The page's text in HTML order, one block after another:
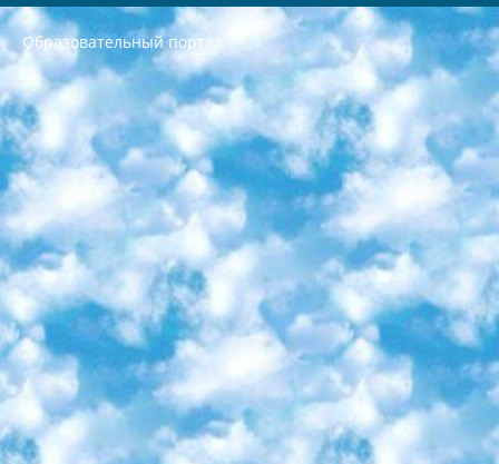
Образовательный портал
РЕСПУБЛИКА УЗБЕКИСТАН МИНИСТРЕРСТВО ДОШКОЛЬНОГО И ШКОЛЬНОГО ОБРАЗОВАНИЯ КОМАНДА в общеобразовательных учреждениях в 2023-2024 учебном году организация и проведение итоговой государственной аттестации обучающихся о Министра дошкольного и школьного образования Республики Узбекистан от 4 марта 2008 года (постановлением Минюста от 20 марта 2008 года № 1778 государственной регистрации) «Итоговое состояние учащихся общего среднего образования на основании положения об утверждении положения об аттестации общего среднего образования выпускной экзамен студентов в образовательных учреждениях в 2023-2024 учебном году В целях организации и прохождения аттестации приказываю: 1. Следующее: перечень предметов, по которым будет проводиться итоговая государственная аттестация и экзамен формы перевода согласно приложению 1; сертификаты международного образца, оценивающие уровень владения иностранными языками перечень согласно приложению 2; 2. Педагогический при специализированных образовательных учреждениях. научно-практический центр квалификации и международной оценки (Д.Давидова) 2024 г. До 25 марта: задания по предметам, по которым будет проводиться итоговая аттестация разработка и утверждение технических условий; итоговая аттестация на основании разработанного предметного задания разработка вопросов по предметам (устно и письменно), экзамен передача; общеобразовательные средние школы и специальные учебные заведения учащиеся выпускных классов школ и интернатов в агентской системе подготовка базы данных экзаменационных материалов и критериев оценки; перевод базы экзаменационных материалов на все языки обучения подать в Республиканский образовательный центр для изготовления; варианты экзаменов на основе разработанных контрольных материалов пусть будут поставлены задачи формирования. 3. Республиканский образовательный центр (Ш.Худайкулов) до 5 апреля 2024 года. до: база данных предоставленных экзаменационных материалов на все языки обучения перевод и экспертиза; для слепых, слабовидящих, глухих, слабослышащих и умственно отсталых детей учащиеся выпускных классов специализированных школ и школ-интернатов база данных экзаменационных материалов на всех преподаваемых языках подготовка критериев оценки; специализированные школы для умственно отсталых детей и технологии для учащихся выпускных классов школ-интернатов разработка соответствующих рекомендаций и критериев проведения ЕГЭ по естествознанию давать задания. 4. Педагогический при специализированных образовательных учреждениях. Научно-практический центр навыков и международной оценки (Д.Давидова), Республика образовательный центр (Худайкулов Ш.) итоговый государственный аттестационный экзамен ориентирован на творческое и логическое мышление при подготовке базы материалов учитывать введение заданий. 5. Следует отметить, что: сертификат государственного образца о знании общеобразовательного предмета и как минимум национальный уровень B1 по предметам на иностранных языках, указанным в Приложении 2. или международно признанный сертификат эквивалентного уровня студенты, изучающие определенный предмет, освобождаются от экзамена; по соответствующим предметам запланирована итоговая государственная аттестация за день до дня, путем жеребьевки Рабочей группой (в письменной форме по предметам, проводимым в форме) из числа сформированных вариантов выбрано 2 варианта; 2 выбранных варианта экзамена анонсированы на официальном сайте министерства и все выпускники по всей стране на основе этих вариантов проводит итоговую государственную аттестацию. 6. Государственное образование учащихся средних общеобразовательных учреждений. знания в соответствии с квалификационными требованиями, которые необходимо приобрести на основании стандартов итоговый (выпускной) контроль для 9 и 11 классов в целях тестирования Экзамены (далее – экзамены) состоят из предметов, перечисленных в приложении 1. будет сделано. 7. Экзамены пройдут с 26 мая по 15 июня 2024 г. (кроме науки физического воспитания). 8. Физическая для учащихся 9 классов общесредних образовательных учреждений. Экзамены по предмету «Образование, квалификация медицина» 1-6 мая 2024 года. сотрудники перевести под присмотр (с отклонениями в физическом или умственном развитии) специализированная школа для детей, школы-интернаты и со сколиозом школы-интернаты санаторного типа для больных детей исключены). 9. Он был слепым, слабовидящим и имел нарушения опорно-двигательного аппарата. экзамены в специализированных школах и интернатах для детей должны проводиться исходя из требований, предъявляемых к общеобразовательным учреждениям (физкультура кроме науки). 10. Специализированная школа для глухих и слабослышащих детей. и экзамены в интернатах и быть реализован в виде письменного теста по математике. 11. Специальность для умственно отсталых детей. Для 9 класса Родной язык и литературное письмо Государственный язык (язык обучения – узбекский). для неклассов) написано Математическое письмо Письменная/устная история Узбекистана Физическое воспитание практично Итоговый контроль Для 11 класса Написание родного языка и литературы (эссе) Математическое письмо Узбекский язык (обучение на узбекском языке) не посещающее общее среднее образование для учреждений)/Образовательное учреждение выбор письменный и устный Иностранный язык письменный/устный Письменная/устная история Узбекистана *По выбору студента:  Химия  Физика  Основы государственного права  География 10 бесплатных образовательных ресурсов - Мы составили подборку онлайн-проектов с интерактивными упражнениями, видеолекциями и статьями. Они помогут вам обрести новые и освежить старые знания бесплатно. 1. «ИНТУИТ» Старейшая образовательная площадка Рунета. Здесь вы найдёте сотни текстовых и видеокурсов на десятки различных тем — от программирования до психологии. Многие курсы подготовлены российскими университетами и крупными международными компаниями вроде Intel и Microsoft. Самостоятельное обучение бесплатное, но желающие могут оплатить услуги персональных наставников. 2. «Смартия» знакомит с актуальными профессиями и подсказывает, как им обучаться. Выбрав заинтересовавшую вас специальность — SMM-специалист, фотограф, веб-дизайнер или другую, — увидите список необходимых для неё умений. Чтобы вы могли освоить их самостоятельно, для каждого умения площадка отображает подборку ссылок на учебные материалы. Хотя «Смартия» ориентируется на русскоязычную аудиторию, часть контента всё же доступна только на английском. 3. «Лекторий Физтеха» Проект Московского физико-технического института (Физтеха). С его помощью вы можете смотреть онлайн серии лекций, записанные на видео в этом вузе. В числе доступных предметов — физика, биология, химия, информационные технологии и другие. К некоторым лекциям администрация ресурса прилагает готовые конспекты, которые можно скачивать в PDF-формате. 4. ITMOcourses Онлайн-площадка Санкт-Петербургского национального исследовательского университета информационных технологий, механики и оптики (ИТМО). Ресурс предоставляет свободный доступ к курсам, разработанным в этом вузе. Каталог материалов разбит на четыре категории: «Оптические системы и технологии», «Приборостроение и робототехника», «Информационные технологии» и «Биотехнологии». Курсы состоят из видеолекций, интерактивных демонстраций и заданий. 5. «КиберЛенинка» Электронная научная библиотека открытого доступа. Каталог площадки регулярно обрастает текстами статей из различных научных изданий. Сгруппированные по журналам и рубрикам публикации можно читать онлайн или скачивать целиком в PDF-формате. Проект нацелен на популяризацию науки за счёт открытого доступа к качественной информации. 6. «ПостНаука» На этом ресурсе публикуют подборки видеолекций, составленные экспертами из разных отраслей и объединённые общими темами. Среди них, к примеру, есть серии «Биоинформатика и геномика», «Культура средневековой Скандинавии» и Cinema Studies о теории кино. Каждая подборка лекций — логически связанная история, рассказанная экспертом от первого лица. Кроме того, на сайте появляются научно-образовательные статьи и тесты на разные темы. 7. «Newочём» Команда проекта «Newочём» отбирает самые интересные тексты из англоязычных СМИ и переводит те из них, за которые голосуют участники сообщества «ВКонтакте». По большей части это научно-популярные статьи. Редакторы придумывают лишь заголовки, в остальном содержание переводов соответствует оригиналам. Полные тексты можно читать прямо в социальной сети. 8. InternetUrok Онлайн-база материалов по основным дисциплинам школьной программы. Информация на сайте структурирована по классам, предметам и темам (урокам). Каждый урок состоит из видеолекций и конспектов. Есть также интерактивные тренажёры и тесты для закрепления пройденного материала. Даже если вы давно окончили школу, возможность повторить программу старших классов всегда может пригодиться. 9. Edutainme Ещё один ресурс об образовании. В отличие от Newtonew, как мне кажется, Edutainme больше ориентируется на представителей индустрии: педагогов, предпринимателей, разработчиков образовательных проектов. Но и любой, кто просто стремится к саморазвитию, найдёт на сайте много полезного и интересного для себя. Например, информацию о новых курсах и образовательных сервисах. 10. Newtonew Онлайн-медиа об образовании и обучении в широком смысле. Авторы Newtonew пишут об инструментах, заведениях, тактиках и стратегиях, которые помогают учить других и получать новые знания самостоятельно. На этой площадке вы найдёте новости, обзоры, аналитические мат